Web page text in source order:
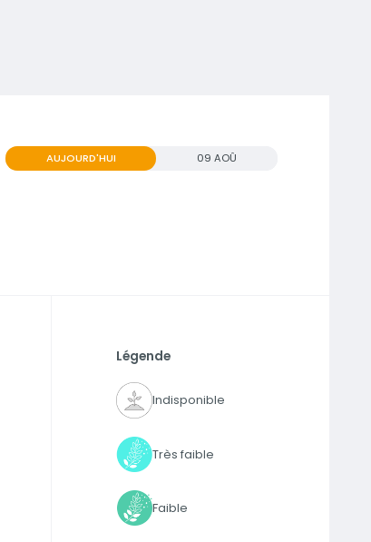
AUJOURD'HUI 09 AOÛ
Légende
Indisponible
Très faible
Faible